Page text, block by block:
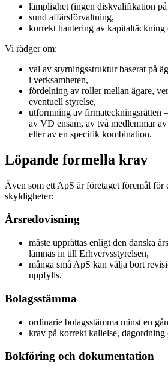
lämplighet (ingen diskvalifikation
sund affärsförvaltning,
korrekt hantering av kapitaltäckning
Vi rådger om:
val av styrningsstruktur baserat på
i verksamheten,
fördelning av roller mellan ägare,
eventuell styrelse,
utformning av firmateckningsrätten
av VD ensam, av två medlemmar
eller av en specifik kombination.
Löpande formella krav
Även som ett ApS är företaget föremål för
skyldigheter:
Årsredovisning
måste upprättas enligt den danska
lämnas in till Erhvervsstyrelsen,
många små ApS kan välja bort
uppfylls.
Bolagsstämma
ordinarie bolagsstämma minst en
krav på korrekt kallelse,
Bokföring och dokumentation